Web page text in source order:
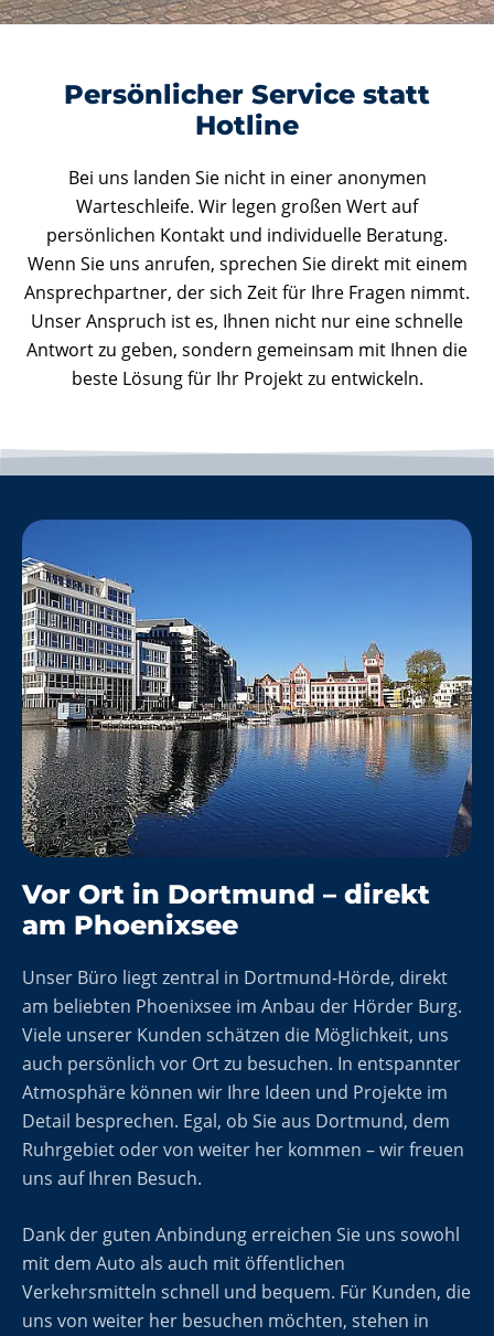
Persönlicher Service statt
Hotline
Bei uns landen Sie nicht in einer anonymen
Warteschleife. Wir legen großen Wert auf
persönlichen Kontakt und individuelle Beratung.
Wenn Sie uns anrufen, sprechen Sie direkt mit einem
Ansprechpartner, der sich Zeit für Ihre Fragen nimmt.
Unser Anspruch ist es, Ihnen nicht nur eine schnelle
Antwort zu geben, sondern gemeinsam mit Ihnen die
beste Lösung für Ihr Projekt zu entwickeln.
Vor Ort in Dortmund – direkt
am Phoenixsee
Unser Büro liegt zentral in Dortmund-Hörde, direkt
am beliebten Phoenixsee im Anbau der Hörder Burg.
Viele unserer Kunden schätzen die Möglichkeit, uns
auch persönlich vor Ort zu besuchen. In entspannter
Atmosphäre können wir Ihre Ideen und Projekte im
Detail besprechen. Egal, ob Sie aus Dortmund, dem
Ruhrgebiet oder von weiter her kommen – wir freuen
uns auf Ihren Besuch.
Dank der guten Anbindung erreichen Sie uns sowohl
mit dem Auto als auch mit öffentlichen
Verkehrsmitteln schnell und bequem. Für Kunden, die
uns von weiter her besuchen möchten, stehen in